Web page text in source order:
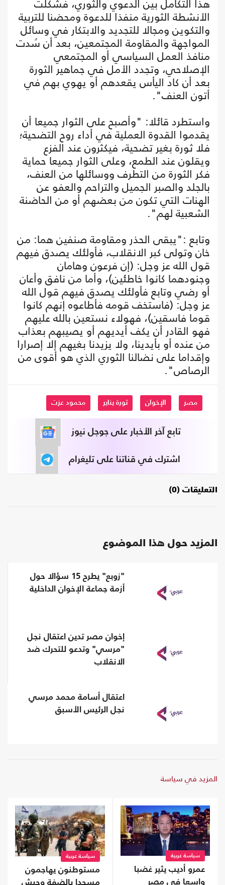
هذا التكامل بين الدعوي والثوري، فشكلت
الأنشطة الثورية منفذا للدعوة ومحضنا للتربية
والتكوين ومجالا للتجديد والابتكار في وسائل
المواجهة والمقاومة المجتمعين، بعد أن سُدت
منافذ العمل السياسي أو المجتمعي
الإصلاحي، وتجدد الأمل في جماهير الثورة
بعد أن كاد اليأس يقعدهم أو يهوي بهم في
أتون العنف".
واستطرد قائلا: "وأصبح على الثوار جميعا أن
يقدموا القدوة العملية في أداء روح التضحية؛
فلا ثورة بغير تضحية، فيكثرون عند الفزع
ويقلون عند الطمع، وعلى الثوار جميعا حماية
فكر الثورة من التطرف ووسائلها من العنف،
بالجلد والصبر الجميل والتراحم والعفو عن
الهنات التي تكون من بعضهم أو من الحاضنة
الشعبية لهم".
وتابع :"يبقى الحذر ومقاومة صنفين هما: من
خان وتولى كبر الانقلاب، فأولئك يصدق فيهم
قول الله عز وجل: (إن فرعون وهامان
وجنودهما كانوا خاطئين)، وأما من نافق وأعان
أو رضي وتابع فأولئك يصدق فيهم قول الله
عز وجل: (فاستخف قومه فأطاعوه إنهم كانوا
قوما فاسقين)، فهولاء نستعين بالله عليهم
فهو القادر أن يكف أيديهم أو يصيبهم بعذاب
من عنده أو بأيدينا، ولا يزيدنا بغيهم إلا إصرارا
وإقداما على نضالنا الثوري الذي هو أقوى من
الرصاص".
مصر الإخوان ثورة يناير محمود عزت
تابع آخر الأخبار على جوجل نيوز
اشترك في قناتنا على تليغرام
التعليقات (0)
المزيد حول هذا الموضوع
"زوبع" يطرح 15 سؤالا حول
أزمة جماعة الإخوان الداخلية
إخوان مصر تدين اعتقال نجل
"مرسي" وتدعو للتحرك ضد
الانقلاب
اعتقال أسامة محمد مرسي
نجل الرئيس الأسبق
المزيد في سياسة
سياسة عربية
عمرو أديب يثير غضبا
واسعا في مصر
سياسة عربية
مستوطنون يهاجمون
مسجدا بالضفة وجيش